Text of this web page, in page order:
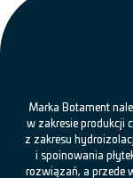
Marka Botament
w zakresie produkcji
z zakresu
i spoinowania
rozwiązań, a przede